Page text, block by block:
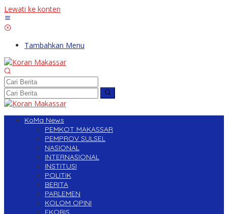
Lewati ke konten
Tambahkan Menu
KoMa News
PEMKOT MAKASSAR
PEMPROV SULSEL
NASIONAL
INTERNASIONAL
INSTITUSI
POLITIK
BERITA
PARLEMEN
KOLOM OPINI
EKOBIS